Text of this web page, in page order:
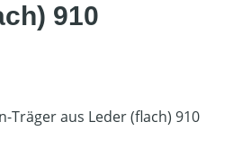
910